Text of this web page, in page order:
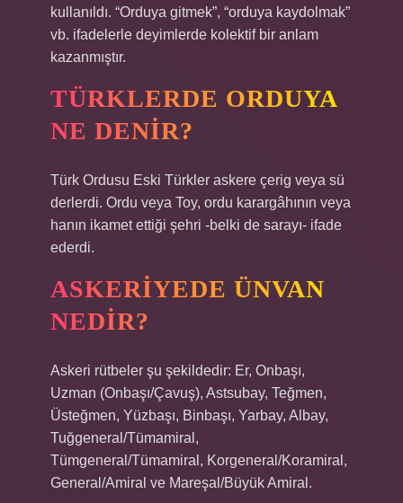
kullanıldı. “Orduya gitmek”, “orduya kaydolmak”
vb. ifadelerle deyimlerde kolektif bir anlam
kazanmıştır.
TÜRKLERDE ORDUYA
NE DENIR?
Türk Ordusu Eski Türkler askere çerig veya sü
derlerdi. Ordu veya Toy, ordu karargâhının veya
hanın ikamet ettiği şehri -belki de sarayı- ifade
ederdi.
ASKERIYEDE ÜNVAN
NEDIR?
Askeri rütbeler şu şekildedir: Er, Onbaşı,
Uzman (Onbaşı/Çavuş), Astsubay, Teğmen,
Üsteğmen, Yüzbaşı, Binbaşı, Yarbay, Albay,
Tuğgeneral/Tümamiral,
Tümgeneral/Tümamiral, Korgeneral/Koramiral,
General/Amiral ve Mareşal/Büyük Amiral.